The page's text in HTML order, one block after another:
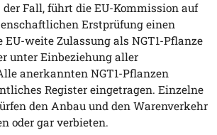
Fall, führt die EU-Kommission auf
Erstprüfung einen
EU-weite Zulassung als NGT1-Pflanze
unter Einbeziehung aller
anerkannten NGT1-Pflanzen
Register eingetragen. Einzelne
den Anbau und den Warenverkehr
oder gar verbieten.